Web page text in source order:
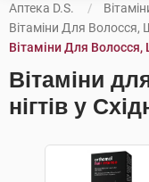
Аптека D.S.
Вітаміни Для Волосся,
Вітаміни Для Волосся,
Вітаміни
нігтів у